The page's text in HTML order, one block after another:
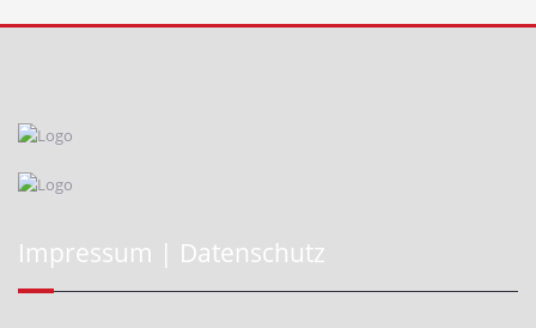
Impressum | Datenschutz